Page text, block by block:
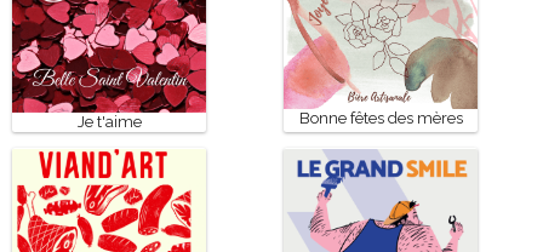
Je t'aime Bonne fêtes des mères